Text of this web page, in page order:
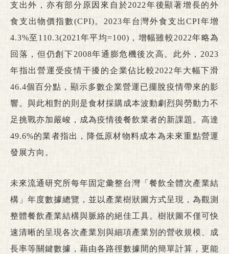
支出外，亦有部分原因來自於2022年後顯著增長的外
食支出物價指數(CPI)。2023年台灣外食支出CPI年增
4.3%至110.3(2021年平均=100)，增幅雖較2022年略為
回落，但仍創下2008年通膨危機後次高。此外，2023
年指出營運受疫情干擾的企業佔比較2022年大幅下滑
46.4個百分點，顯示多數企業營運已擺脫疫情帶來的影
響。與此相對的則是食材採購成本波動劇烈與勞動力不
足挑戰亦加嚴峻，成為疫情後餐飲業者的新課題。高達
49.6%的業者指出，降低原材物料成本為未來重點營運
發展方向。
未來流通研究所每年固定彙整台灣「餐飲全體次產業結
構」年度數據總覽，並以產業樹狀圖方式呈現，為觀測
整體餐飲產業結構與脈絡的絕佳工具。樹狀圖不僅可快
速清晰的呈現各次產業別與細項產業別的營收規模、成
長率等關鍵數據，藉由各路徑數據間的簡單計算，更能